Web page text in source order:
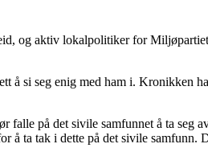
og aktiv lokalpolitiker for
å si seg enig med ham i. Kronikken
på det sivile samfunnet å ta seg
å ta tak i dette på det sivile samfunn.